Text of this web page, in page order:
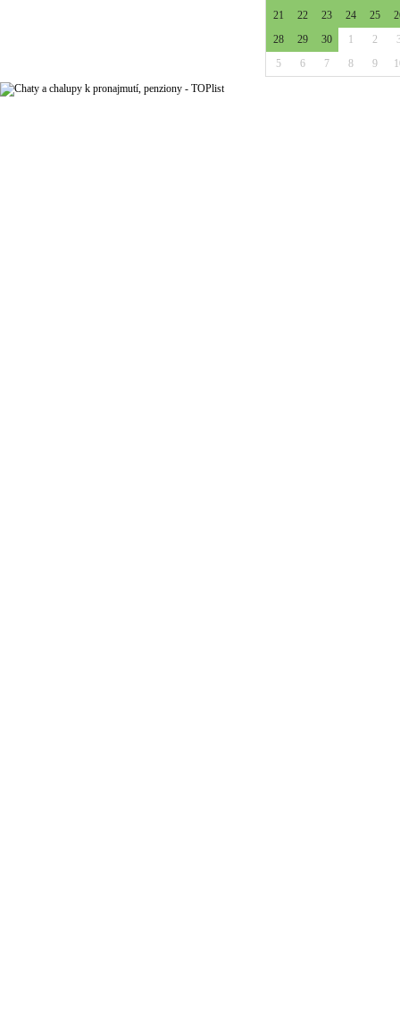
21
22 23 24 25
28
29 30 1 2
5
6 7 8 9